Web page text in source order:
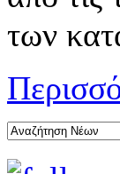
των